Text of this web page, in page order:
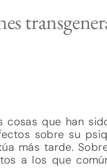
que han
sobre su
más tarde.
a los que